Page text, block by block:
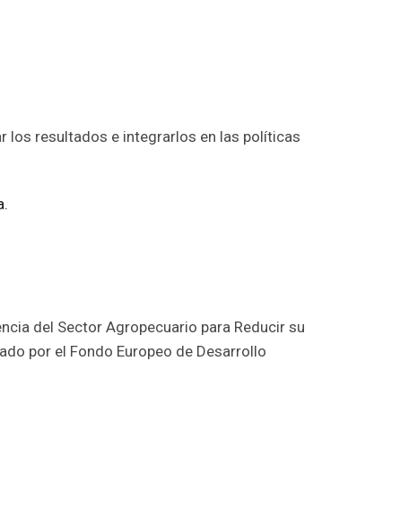
los resultados e integrarlos en las políticas
del Sector Agropecuario para Reducir su
por el Fondo Europeo de Desarrollo